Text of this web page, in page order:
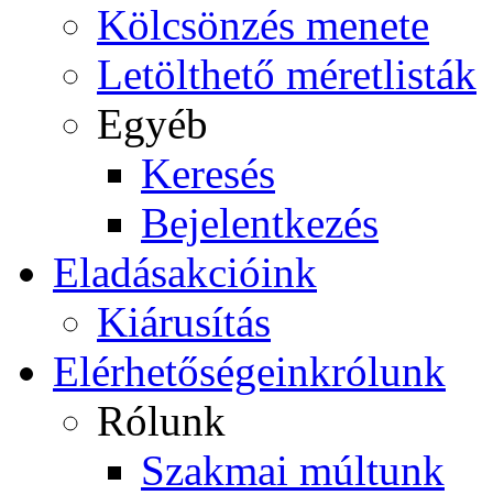
Kölcsönzés menete
Letölthető méretlisták
Egyéb
Keresés
Bejelentkezés
Eladásakcióink
Kiárusítás
Elérhetőségeinkrólunk
Rólunk
Szakmai múltunk